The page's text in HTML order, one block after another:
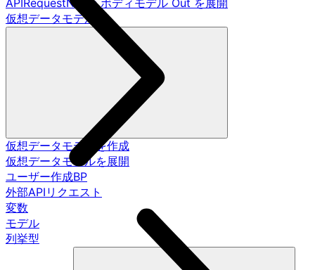
APIRequestName ボディモデル Out を展開
仮想データモデル
仮想データモデルを作成
仮想データモデルを展開
ユーザー作成BP
外部APIリクエスト
変数
モデル
列挙型